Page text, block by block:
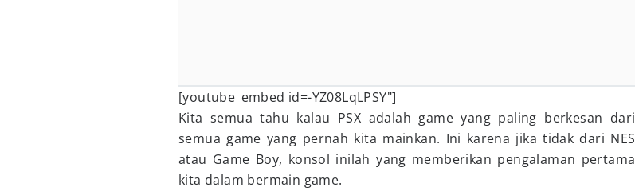
[youtube_embed id=-YZ08LqLPSY"]
Kita semua tahu kalau PSX adalah game yang paling berkesan dari
semua game yang pernah kita mainkan. Ini karena jika tidak dari NES
atau Game Boy, konsol inilah yang memberikan pengalaman pertama
kita dalam bermain game.